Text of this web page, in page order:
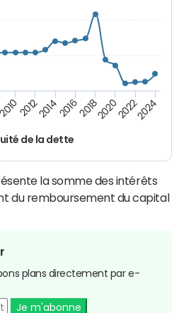
de la dette
20102012201420162018202020222024
la somme des intérêts
du remboursement du capital
plans directement par e-
Je m'abonne